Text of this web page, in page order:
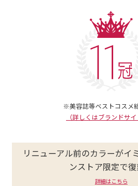
※美容誌等ベストコスメ
（詳しくはブランドサイ
リニューアル前のカラーがイ
ンストア限定で復
詳細はこちら